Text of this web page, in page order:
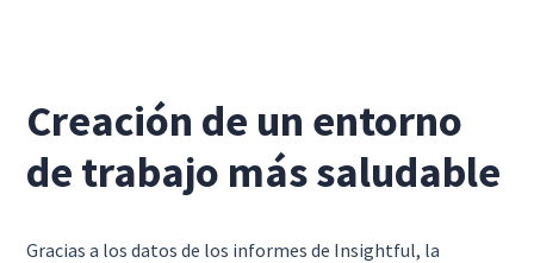
Creación de un entorno
de trabajo más saludable
Gracias a los datos de los informes de Insightful, la